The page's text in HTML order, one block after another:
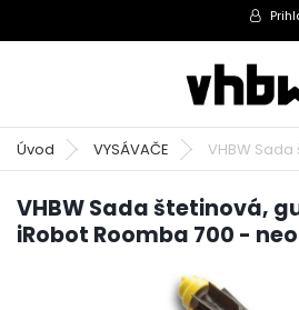
Úvod VYSÁVAČE VHBW
VHBW Sada štetinová,
iRobot Roomba 700 -